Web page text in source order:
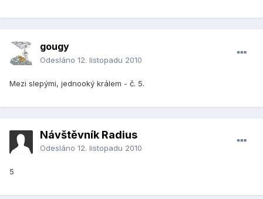
gougy
Odesláno 12. listopadu 2010
Mezi slepými, jednooký králem - č. 5.
Návštěvník Radius
Odesláno 12. listopadu 2010
5